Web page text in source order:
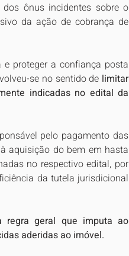
ônus incidentes sobre o
da ação de cobrança de
e proteger a confiança posta
se no sentido de limitar
indicadas no edital da
pelo pagamento das
aquisição do bem em hasta
no respectivo edital, por
da tutela jurisdicional
regra geral que imputa ao
aderidas ao imóvel.